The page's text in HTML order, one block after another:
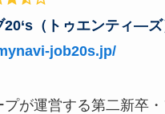
（トゥエンティ―ズ
job20s.jp/
が運営する第二新卒